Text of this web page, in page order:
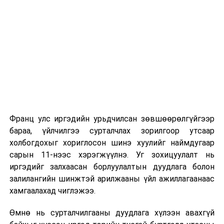
2026 оны 9 дүгээр сарын 13-наас оюутнуудыг
дотуур байранд оруулж эхэлнэ.
Сургууль, цэцэрлэгийн үйл ажиллагааны
зохицуулалт
2026 оны 8 дугаар сарын 17–28-ны өдрүүдэд
байранд элсэлт, бүртгэл болон бусад аливаа
Франц улс иргэдийн урьдчилсан зөвшөөрөлгүйгээр
бараа, үйлчилгээ сурталчлах зорилгоор утсаар
холбогдохыг хориглосон шинэ хуулийг наймдугаар
сарын 11-нээс хэрэгжүүлнэ. Уг зохицуулалт нь
иргэдийг залхаасан борлуулалтын дуудлага болон
залилангийн шинжтэй арилжааны үйл ажиллагаанаас
хамгаалахад чиглэжээ.
Өмнө нь сурталчилгааны дуудлага хүлээн авахгүй